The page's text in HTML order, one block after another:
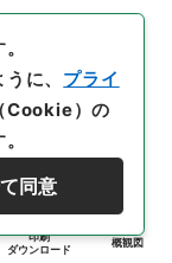
印刷
ダウンロード
概観図
に、 プライ
Cookie）の
同意